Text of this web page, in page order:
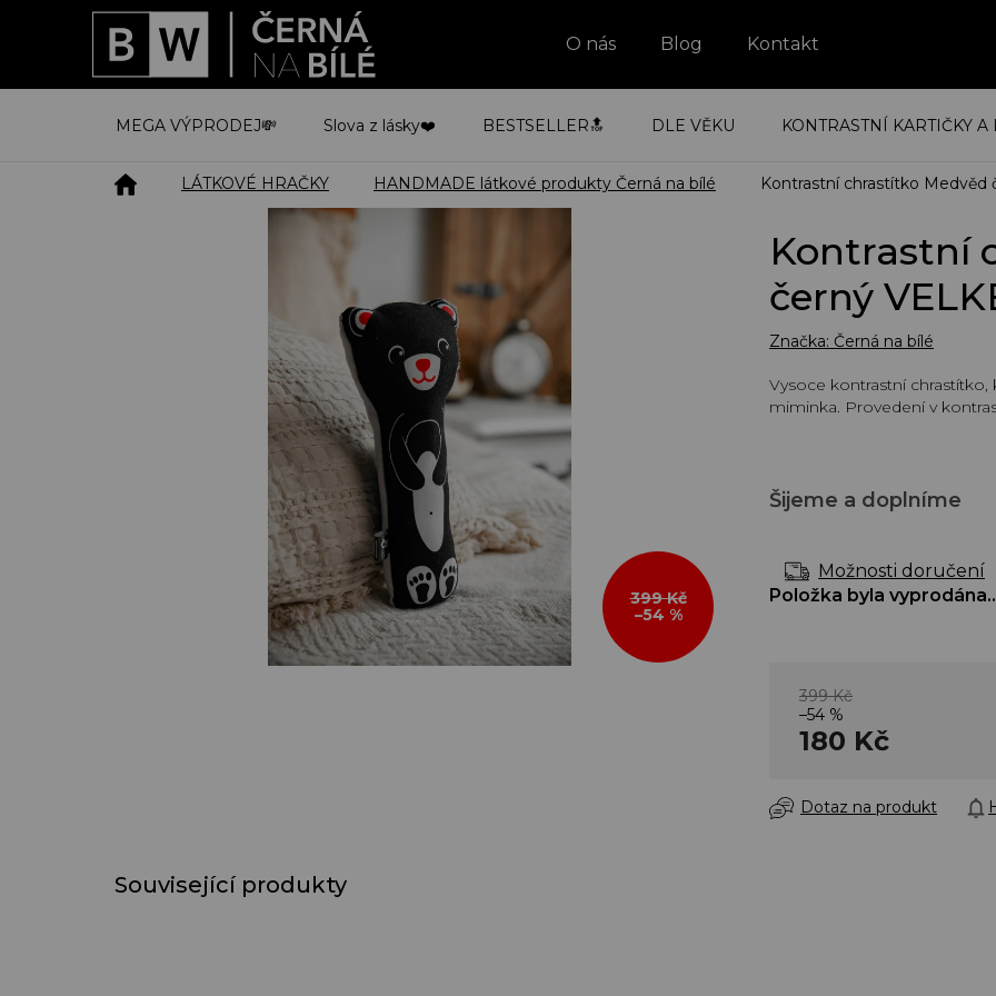
O nás Blog Kontakt
MEGA VÝPRODEJ💸 Slova z lásky❤️ BESTSELLER🔝 DLE VĚKU KONTRASTNÍ KARTIČKY A
DomůLÁTKOVÉ HRAČKY HANDMADE látkové produkty Černá na bílé Kontrastní chrastítko Medvěd
399 Kč
–54 %
Kontrastní
černý
Značka: Černá na bílé
Šijeme a doplníme
Možnosti doručení
Položka byla
Vysoce kontrastní
miminka. Provedení v
399 Kč
–54 %
180 Kč
Dotaz na produkt
Související produkty